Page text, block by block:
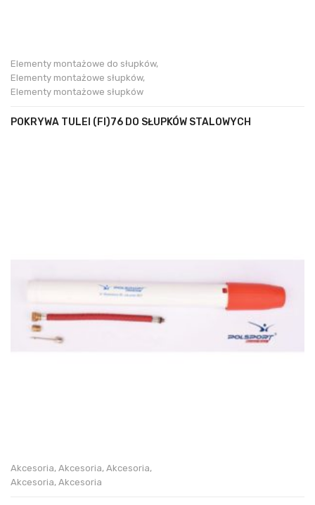
Elementy montażowe do słupków,
Elementy montażowe słupków,
Elementy montażowe słupków
POKRYWA TULEI (FI)76 DO SŁUPKÓW STALOWYCH
Akcesoria, Akcesoria, Akcesoria,
Akcesoria, Akcesoria